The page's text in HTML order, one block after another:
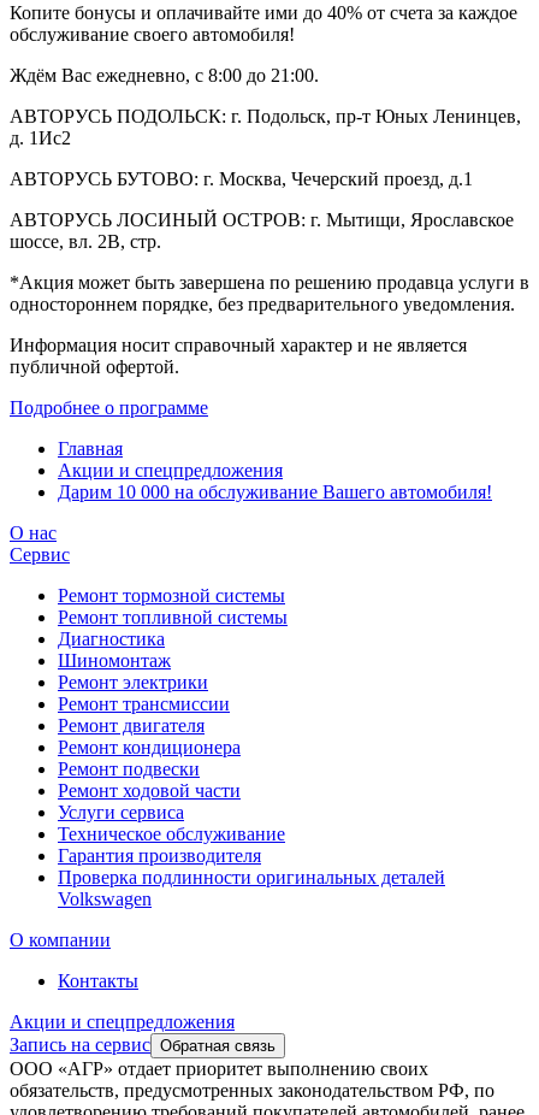
Копите бонусы и оплачивайте ими до 40% от счета за каждое
обслуживание своего автомобиля!
Ждём Вас ежедневно, с 8:00 до 21:00.
АВТОРУСЬ ПОДОЛЬСК: г. Подольск, пр-т Юных Ленинцев,
д. 1Ис2
АВТОРУСЬ БУТОВО: г. Москва, Чечерский проезд, д.1
АВТОРУСЬ ЛОСИНЫЙ ОСТРОВ: г. Мытищи, Ярославское
шоссе, вл. 2В, стр.
*Акция может быть завершена по решению продавца услуги в
одностороннем порядке, без предварительного уведомления.
Информация носит справочный характер и не является
публичной офертой.
Подробнее о программе
Главная
Акции и спецпредложения
Дарим 10 000 на обслуживание Вашего автомобиля!
О нас
Сервис
Ремонт тормозной системы
Ремонт топливной системы
Диагностика
Шиномонтаж
Ремонт электрики
Ремонт трансмиссии
Ремонт двигателя
Ремонт кондиционера
Ремонт подвески
Ремонт ходовой части
Услуги сервиса
Техническое обслуживание
Гарантия производителя
Проверка подлинности оригинальных деталей
Volkswagen
О компании
Контакты
Акции и спецпредложения
Запись на сервис Обратная связь
ООО «АГР» отдает приоритет выполнению своих
обязательств, предусмотренных законодательством РФ, по